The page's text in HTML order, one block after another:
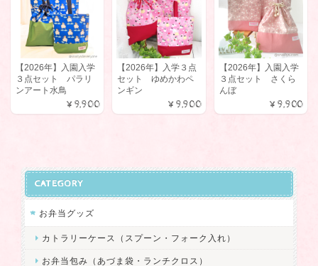
入れもそうでしたが、生地や製法がしっかりしているため、長く
使えそうです。ありがとうございました。
ハイカット用 シューズケース【受注製作】
2024/09/14
ーズケースが見つからず…。 そんな時たまたま見つけたのがスネ
イリーズさんのこちらのシューズケースでした。 イメージを伝え
ると可愛い配色パターンをいくつか提案してくださり、優柔不断
も良く、母子共に大大大満足です！ この度は丁寧なご対応をして
いただきありがとつございました。 また機会がありましたらよろ
【2026年】入園入学
３点セット パラリ
ンアート水鳥
¥9,900
【2026年】入学３点
セット ゆめかわペ
ンギン
¥9,900
【2026年】入園入学
３点セット さくら
んぼ
¥9,900
CATEGORY
お弁当グッズ
カトラリーケース（スプーン・フォーク入れ）
お弁当包み（あづま袋・ランチクロス）